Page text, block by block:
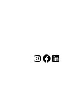
Instagram